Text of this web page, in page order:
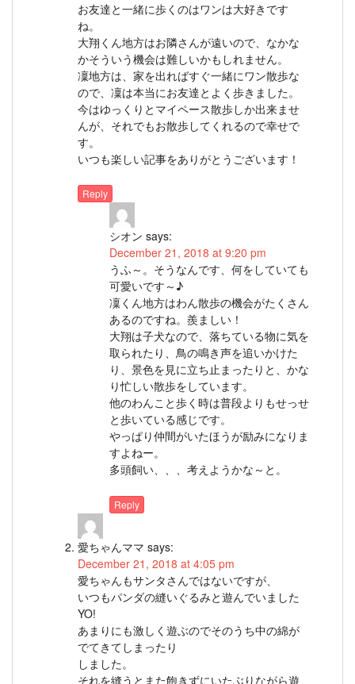
お友達と一緒に歩くのはワンは大好きです
ね。
大翔くん地方はお隣さんが遠いので、なかな
かそういう機会は難しいかもしれません。
凜地方は、家を出ればすぐ一緒にワン散歩な
ので、凜は本当にお友達とよく歩きました。
今はゆっくりとマイペース散歩しか出来ませ
んが、それでもお散歩してくれるので幸せで
す。
いつも楽しい記事をありがとうございます！
Reply
シオン says:
December 21, 2018 at 9:20 pm
うふ～。そうなんです、何をしていても
可愛いです～♪
凜くん地方はわん散歩の機会がたくさん
あるのですね。羨ましい！
大翔は子犬なので、落ちている物に気を
取られたり、鳥の鳴き声を追いかけた
り、景色を見に立ち止まったりと、かな
り忙しい散歩をしています。
他のわんこと歩く時は普段よりもせっせ
と歩いている感じです。
やっぱり仲間がいたほうが励みになりま
すよねー。
多頭飼い、、、考えようかな～と。
Reply
愛ちゃんママ says:
December 21, 2018 at 4:05 pm
愛ちゃんもサンタさんではないですが、
いつもパンダの縫いぐるみと遊んでいました
YO!
あまりにも激しく遊ぶのでそのうち中の綿が
でてきてしまったり
しました。
それを縫うとまた飽きずにいたぶりながら遊